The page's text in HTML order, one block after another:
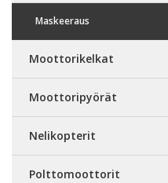
Maskeeraus
Moottorikelkat
Moottoripyörät
Nelikopterit
Polttomoottorit